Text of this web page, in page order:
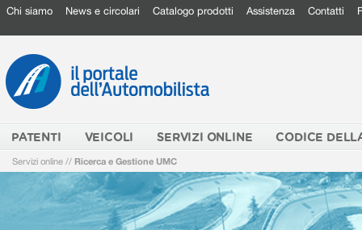
Chi siamo News e circolari Catalogo prodotti Assistenza Contatti
PATENTI VEICOLI SERVIZI ONLINE CODICE
Servizi online // Ricerca e Gestione UMC